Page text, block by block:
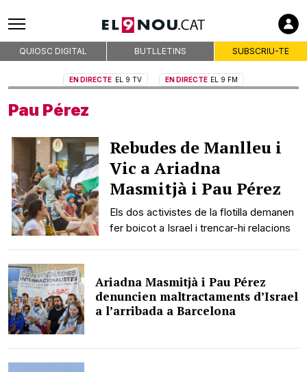
QUIOSC DIGITAL BUTLLETINS SUBSCRIU-TE
EN DIRECTE EL 9 TV EN DIRECTE EL 9 FM
Pau Pérez
Rebudes de Manlleu i
Vic a Ariadna
Masmitjà i Pau Pérez
Els dos activistes de la flotilla demanen
fer boicot a Israel i trencar-hi relacions
Ariadna Masmitjà i Pau Pérez
denuncien maltractaments d’Israel
a l’arribada a Barcelona